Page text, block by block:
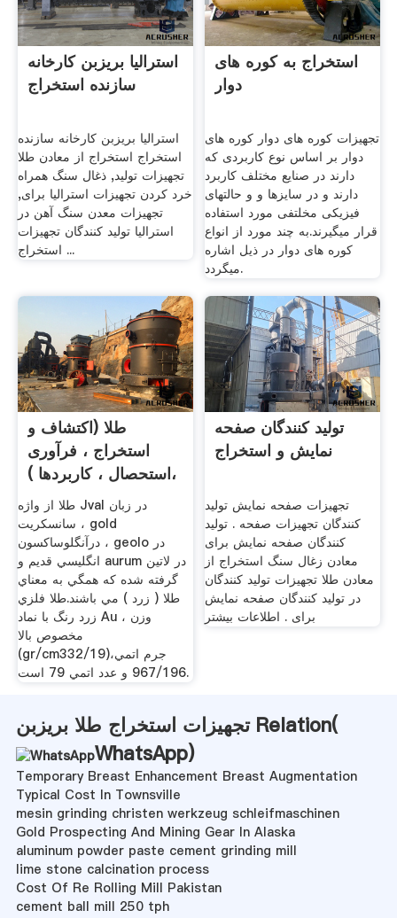
استرالیا بریزبن کارخانه
سازنده استخراج
استرالیا بریزبن کارخانه سازنده
استخراج استخراج از معادن طلا
تجهیزات تولید, ذغال سنگ همراه
خرد کردن تجهیزات استرالیا برای,
تجهیزات معدن سنگ آهن در
استرالیا تولید کنندگان تجهیزات
استخراج ...
استخراج به کوره های
دوار
تجهیزات کوره های دوار کوره های
دوار بر اساس نوع کاربردی که
دارند در صنایع مختلف کاربرد
دارند و در سایزها و و حالتهای
فیزیکی مخلتفی مورد استفاده
قرار میگیرند.به چند مورد از انواع
کوره های دوار در ذیل اشاره
میگردد.
طلا (اکتشاف و
استخراج ، فرآوری
،استحصال ، کاربردها )
طلا از واژه Jval در زبان
سانسكريت ، gold
درآنگلوساكسون ، geolo در
انگليسي قديم و aurum در لاتين
گرفته شده كه همگي به معناي
طلا ( زرد ) مي باشند.طلا فلزي
زرد رنگ با نماد Au ، وزن
مخصوص بالا
(gr/cm332/19)،جرم اتمي
967/196 و عدد اتمي 79 است.
تولید کنندگان صفحه
نمایش و استخراج
تجهیزات صفحه نمایش تولید
کنندگان تجهیزات صفحه . تولید
کنندگان صفحه نمایش برای
معادن زغال سنگ استخراج از
معادن طلا تجهیزات تولید کنندگان
در تولید کنندگان صفحه نمایش
برای . اطلاعات بیشتر
تجهیزات استخراج طلا بریزبن Relation(
WhatsApp)
Temporary Breast Enhancement Breast Augmentation
Typical Cost In Townsville
mesin grinding christen werkzeug schleifmaschinen
Gold Prospecting And Mining Gear In Alaska
aluminum powder paste cement grinding mill
lime stone calcination process
Cost Of Re Rolling Mill Pakistan
cement ball mill 250 tph